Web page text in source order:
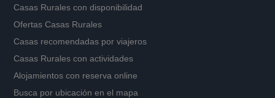
Casas Rurales con disponibilidad
Ofertas Casas Rurales
Casas recomendadas por viajeros
Casas Rurales con actividades
Alojamientos con reserva online
Busca por ubicación en el mapa